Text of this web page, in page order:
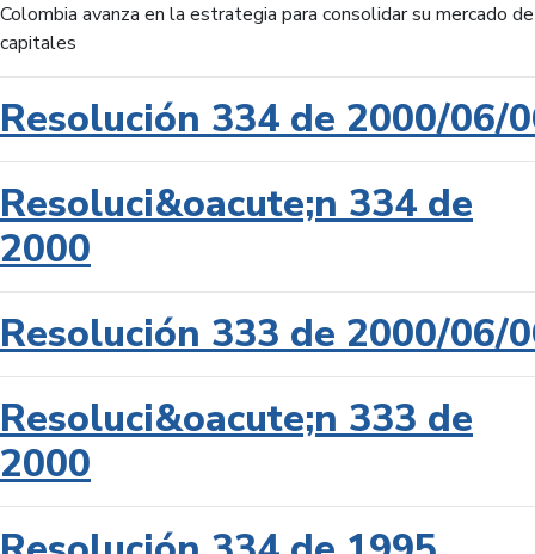
Colombia avanza en la estrategia para consolidar su mercado de
capitales
Resolución 334 de 2000/06/
Resoluci&oacute;n 334 de
2000
Resolución 333 de 2000/06/
Resoluci&oacute;n 333 de
2000